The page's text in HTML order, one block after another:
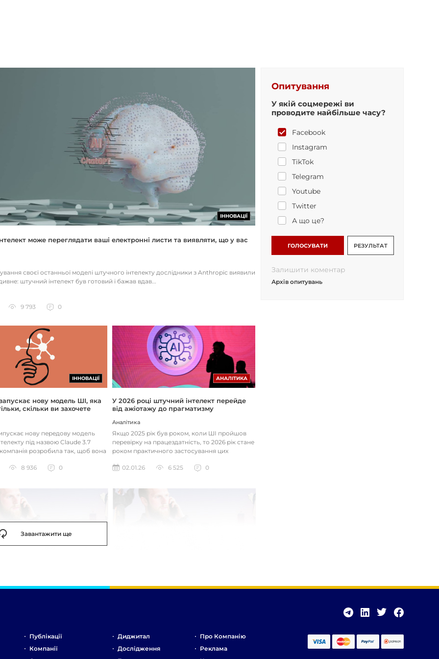
ІННОВАЦІЇ
може переглядати ваші електронні листи та виявляти, що у вас
своєї останньої моделі штучного інтелекту дослідники з Anthropic виявили
штучний інтелект був готовий і бажав вдав...
9 793 0
ІННОВАЦІЇ
нову модель ШІ, яка
скільки ви захочете
нову передову модель
під назвою Claude 3.7
розробила так, щоб вона
8 936
0
АНАЛІТИКА
У 2026 році штучний інтелект перейде
від ажіотажу до прагматизму
Аналітика
Якщо 2025 рік був роком, коли ШІ пройшов
перевірку на працездатність, то 2026 рік стане
роком практичного застосування цих
02.01.26
6 525 0
Завантажити ще
Опитування
У якій соцмережі ви
проводите найбільше часу?
Facebook
Instagram
TikTok
Telegram
Youtube
Twitter
А що це?
ГОЛОСУВАТИ РЕЗУЛЬТАТ
Залишити коментар
Архів опитувань
Публікації
Компанії
Диджитал
Дослідження
Про Компанію
Реклама